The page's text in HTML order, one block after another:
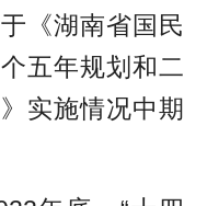
《湖南省国民
五年规划和二
实施情况中期